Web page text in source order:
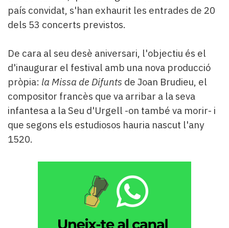
país convidat, s'han exhaurit les entrades de 20
dels 53 concerts previstos.
De cara al seu desè aniversari, l'objectiu és el
d'inaugurar el festival amb una nova producció
pròpia: la Missa de Difunts de Joan Brudieu, el
compositor francès que va arribar a la seva
infantesa a la Seu d'Urgell -on també va morir- i
que segons els estudiosos hauria nascut l'any
1520.